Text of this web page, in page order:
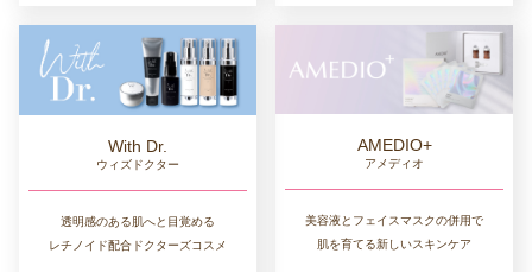
With Dr.
ウィズドクター
透明感のある肌へと目覚める
レチノイド配合ドクターズコスメ
AMEDIO+
アメディオ
美容液とフェイスマスクの併用で
肌を育てる新しいスキンケア